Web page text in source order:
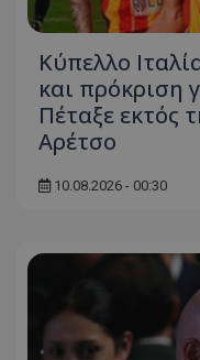
Κύπελλο
και πρόκριση
Πέταξε εκτός
Αρέτσο
10.08.2026 - 00:30